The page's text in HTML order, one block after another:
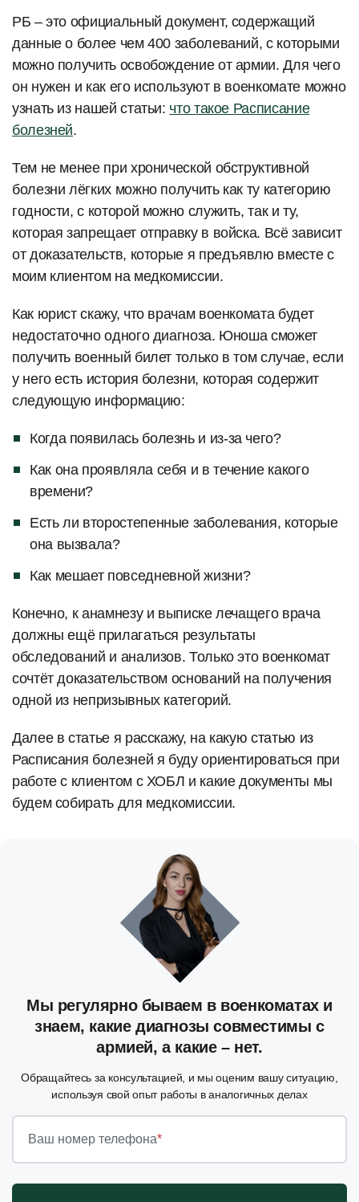
РБ – это официальный документ, содержащий
данные о более чем 400 заболеваний, с которыми
можно получить освобождение от армии. Для чего
он нужен и как его используют в военкомате можно
узнать из нашей статьи: что такое Расписание
болезней.
Тем не менее при хронической обструктивной
болезни лёгких можно получить как ту категорию
годности, с которой можно служить, так и ту,
которая запрещает отправку в войска. Всё зависит
от доказательств, которые я предъявлю вместе с
моим клиентом на медкомиссии.
Как юрист скажу, что врачам военкомата будет
недостаточно одного диагноза. Юноша сможет
получить военный билет только в том случае, если
у него есть история болезни, которая содержит
следующую информацию:
Когда появилась болезнь и из-за чего?
Как она проявляла себя и в течение какого
времени?
Есть ли второстепенные заболевания, которые
она вызвала?
Как мешает повседневной жизни?
Конечно, к анамнезу и выписке лечащего врача
должны ещё прилагаться результаты
обследований и анализов. Только это военкомат
сочтёт доказательством оснований на получения
одной из непризывных категорий.
Далее в статье я расскажу, на какую статью из
Расписания болезней я буду ориентироваться при
работе с клиентом с ХОБЛ и какие документы мы
будем собирать для медкомиссии.
Мы регулярно бываем в военкоматах и
знаем, какие диагнозы совместимы с
армией, а какие – нет.
Обращайтесь за консультацией, и мы оценим вашу ситуацию,
используя свой опыт работы в аналогичных делах
Ваш номер телефона*